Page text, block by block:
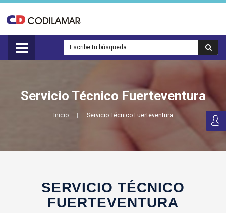
Servicio Técnico Fuerteventura
Inicio Servicio Técnico Fuerteventura
SERVICIO TÉCNICO
FUERTEVENTURA